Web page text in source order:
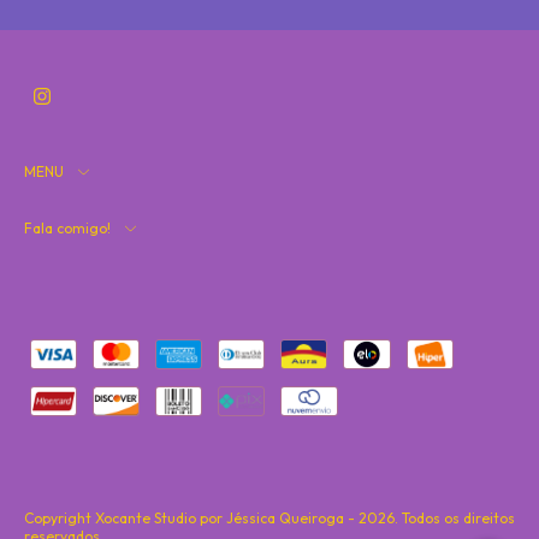
MENU
Fala comigo!
Copyright Xocante Studio por Jéssica Queiroga - 2026. Todos os direitos